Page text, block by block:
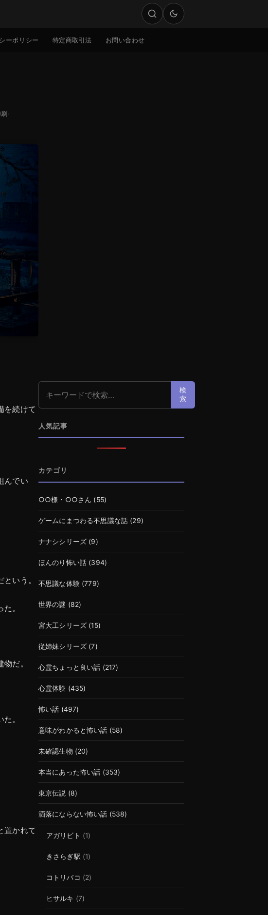
ーポリシー 特定商取引法 お問い合わせ
·
を続けて
んでい
いう。
。
だ。
。
置かれて
検
索
人気記事
カテゴリ
○○様・○○さん (55)
ゲームにまつわる不思議な話 (29)
ナナシシリーズ (9)
ほんのり怖い話 (394)
不思議な体験(779)
世界の謎 (82)
宮大工シリーズ (15)
従姉妹シリーズ (7)
心霊ちょっと良い話 (217)
心霊体験 (435)
怖い話 (497)
意味がわかると怖い話 (58)
未確認生物 (20)
本当にあった怖い話 (353)
東京伝説 (8)
洒落にならない怖い話 (538)
アガリビト (1)
きさらぎ駅 (1)
コトリバコ (2)
ヒサルキ (7)